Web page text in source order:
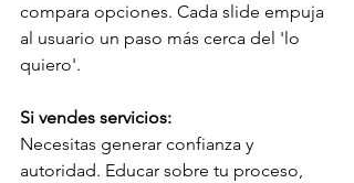
compara opciones. Cada slide empuja
al usuario un paso más cerca del 'lo
quiero'.
Si vendes servicios:
Necesitas generar confianza y
autoridad. Educar sobre tu proceso,